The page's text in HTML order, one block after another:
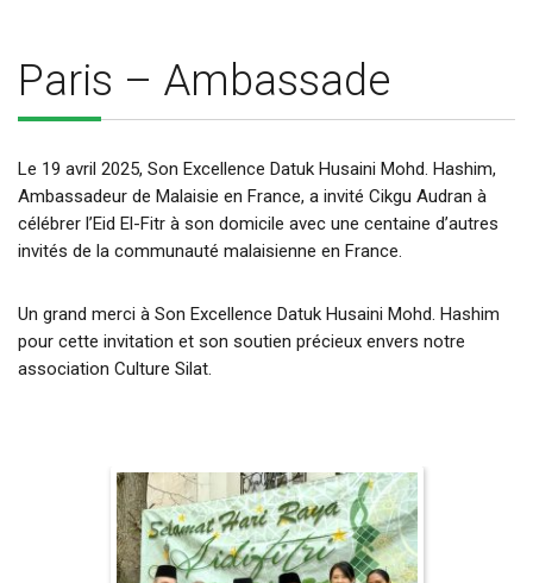
Paris – Ambassade
Le 19 avril 2025, Son Excellence Datuk Husaini Mohd. Hashim,
Ambassadeur de Malaisie en France, a invité Cikgu Audran à
célébrer l’Eid El-Fitr à son domicile avec une centaine d’autres
invités de la communauté malaisienne en France.
Un grand merci à Son Excellence Datuk Husaini Mohd. Hashim
pour cette invitation et son soutien précieux envers notre
association Culture Silat.